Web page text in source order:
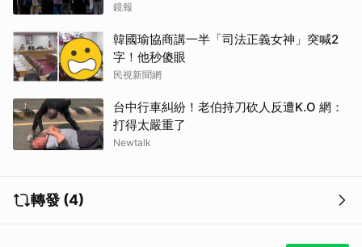
鏡報
韓國瑜協商講一半「司法正義女神」突喊2
字！他秒傻眼
民視新聞網
台中行車糾紛！老伯持刀砍人反遭K.O 網：
打得太嚴重了
Newtalk
轉發 (4)